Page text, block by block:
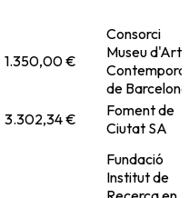
1.350,00 €
Consorci
Museu d'Art
de Barcelona
3.302,34 €
Foment de
Ciutat SA
Fundació
Institut de